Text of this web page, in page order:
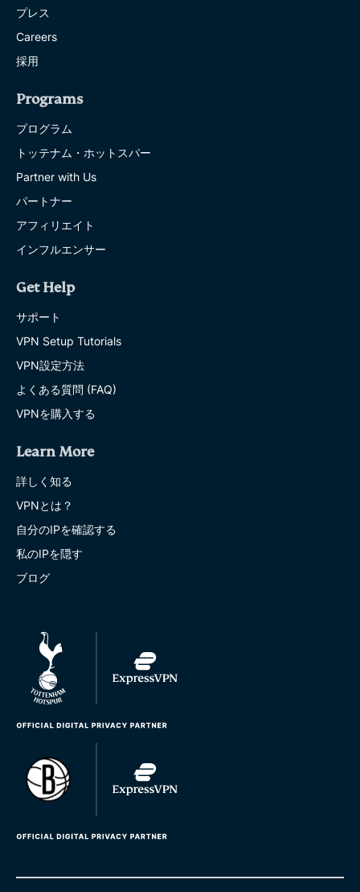
プレス
Careers
採用
Programs
プログラム
トッテナム・ホットスパー
Partner with Us
パートナー
アフィリエイト
インフルエンサー
Get Help
サポート
VPN Setup Tutorials
VPN設定方法
よくある質問 (FAQ)
VPNを購入する
Learn More
詳しく知る
VPNとは？
自分のIPを確認する
私のIPを隠す
ブログ